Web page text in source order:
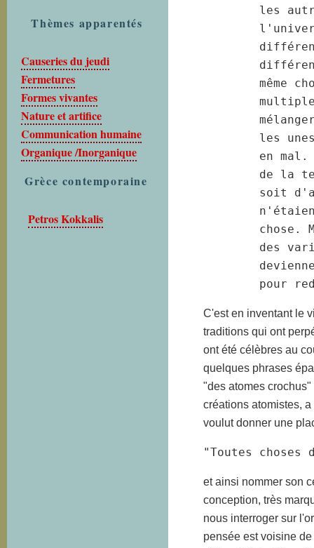
Thèmes apparentés
Causeries du jeudi
Fermetures
Formes vivantes
Nature et artifice
Communication humaine
Organique /Inorganique
Grèce contemporaine
Petros Kokkalis
les
même
les
en
de la
soit
chose.
des
pour
C'est en inventant le
traditions qui ont
ont été célèbres au
quelques phrases
"des atomes
créations atomistes,
voulut donner une
"Toutes
et ainsi nommer son
conception, très
nous interroger sur
pensée est voisine